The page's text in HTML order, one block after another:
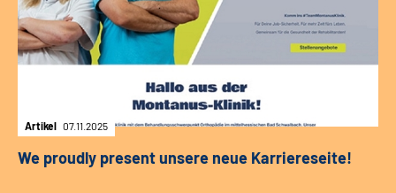
Artikel 07.11.2025
We proudly present unsere neue Karriereseite!